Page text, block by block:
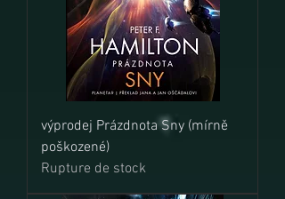
výprodej Prázdnota Sny (mírně
poškozené)
Rupture de stock